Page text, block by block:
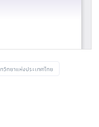
วิทยาแห่งประเทศไทย